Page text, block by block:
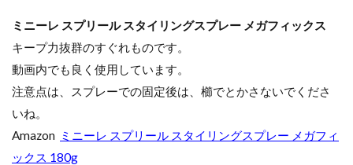
ミニーレ スプリール スタイリングスプレー メガフィックス
キープ力抜群のすぐれものです。
動画内でも良く使用しています。
注意点は、スプレーでの固定後は、櫛でとかさないでくださ
いね。
Amazon ミニーレ スプリール スタイリングスプレー メガフィ
ックス 180g